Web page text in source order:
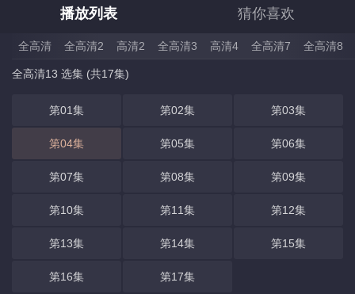
播放列表 猜你喜欢
全高清 全高清2 高清2 全高清3 高清4 全高清7 全高清8
全高清13 选集 (共17集)
第01集 第02集 第03集
第04集 第05集 第06集
第07集 第08集 第09集
第10集 第11集 第12集
第13集 第14集 第15集
第16集 第17集